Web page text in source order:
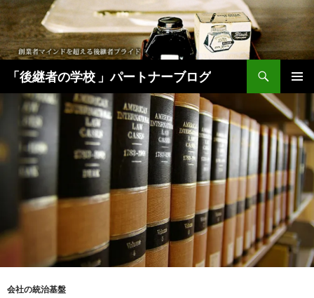
「後継者の学校 」パートナーブログ
検
メインメ
ニュー
会社の統治基盤